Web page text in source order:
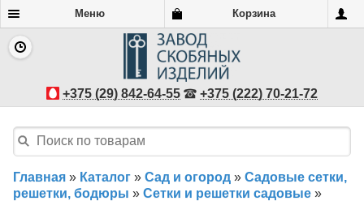
Меню Корзина
+375 (29) 842-64-55 +375 (222) 70-21-72
Главная » Каталог » Сад и огород » Садовые сетки,
решетки, бодюры » Сетки и решетки садовые »